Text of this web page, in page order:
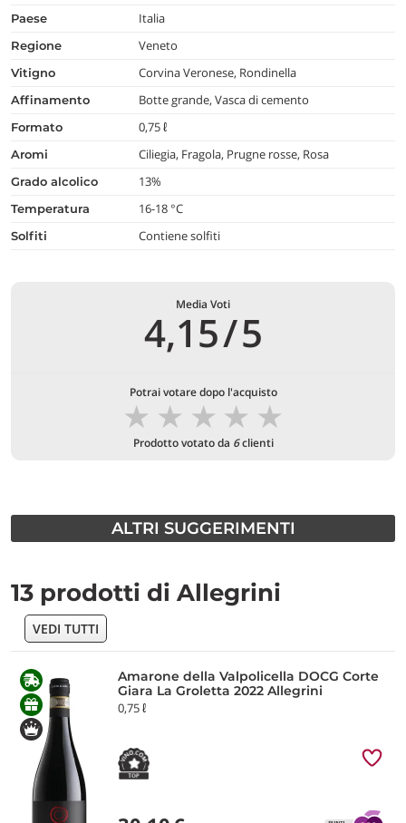
paese Italia
regione Veneto
vitigno Corvina Veronese, Rondinella
affinamento Botte grande, Vasca di cemento
formato 0,75 ℓ
aromi Ciliegia, Fragola, Prugne rosse, Rosa
grado alcolico 13%
temperatura 16-18 °C
Solfiti Contiene solfiti
Media Voti
4,15/5
Potrai votare dopo l'acquisto
★
★
★
★
★
Prodotto votato da 6clienti
ALTRI SUGGERIMENTI
13 prodotti di Allegrini
VEDI TUTTI
Amarone della Valpolicella DOCG Corte
Giara La Groletta 2022 Allegrini
0,75 ℓ